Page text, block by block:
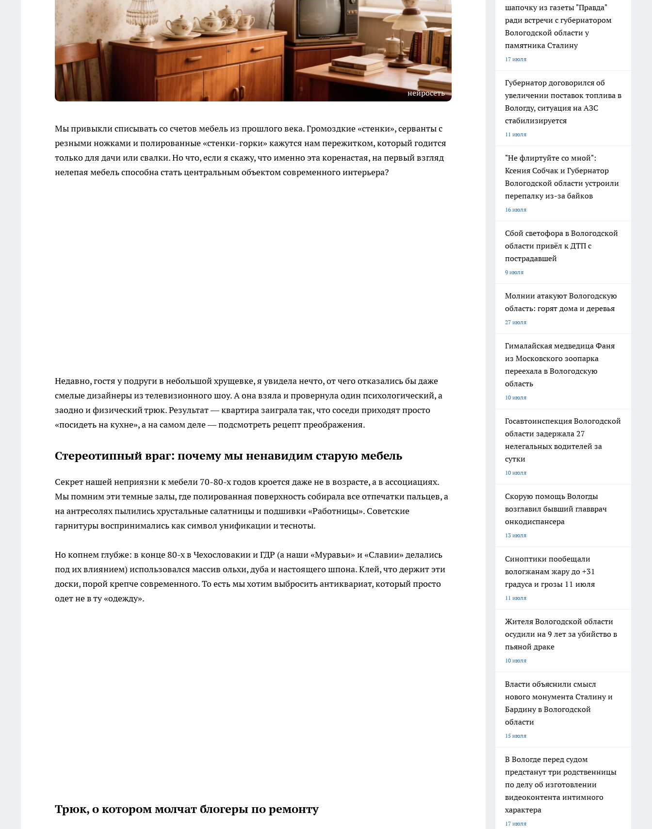
нейросеть
Мы привыкли списывать со счетов мебель из прошлого века. Громоздкие «стенки», серванты с
резными ножками и полированные «стенки-горки» кажутся нам пережитком, который годится
только для дачи или свалки. Но что, если я скажу, что именно эта коренастая, на первый взгляд
нелепая мебель способна стать центральным объектом современного интерьера?
Недавно, гостя у подруги в небольшой хрущевке, я увидела нечто, от чего отказались бы даже
смелые дизайнеры из телевизионного шоу. А она взяла и провернула один психологический, а
заодно и физический трюк. Результат — квартира заиграла так, что соседи приходят просто
«посидеть на кухне», а на самом деле — подсмотреть рецепт преображения.
Стереотипный враг: почему мы ненавидим старую мебель
Секрет нашей неприязни к мебели 70-80-х годов кроется даже не в возрасте, а в ассоциациях.
Мы помним эти темные залы, где полированная поверхность собирала все отпечатки пальцев, а
на антресолях пылились хрустальные салатницы и подшивки «Работницы». Советские
гарнитуры воспринимались как символ унификации и тесноты.
Но копнем глубже: в конце 80-х в Чехословакии и ГДР (а наши «Муравьи» и «Славии» делались
под их влиянием) использовался массив ольхи, дуба и настоящего шпона. Клей, что держит эти
доски, порой крепче современного. То есть мы хотим выбросить антиквариат, который просто
одет не в ту «одежду».
Трюк, о котором молчат блогеры по ремонту
шапочку из газеты "Правда"
ради встречи с губернатором
Вологодской области у
памятника Сталину
17 июля
Губернатор договорился об
увеличении поставок топлива в
Вологду, ситуация на АЗС
стабилизируется
11 июля
"Не флиртуйте со мной":
Ксения Собчак и Губернатор
Вологодской области устроили
перепалку из-за байков
16 июля
Сбой светофора в Вологодской
области привёл к ДТП с
пострадавшей
9 июля
Молнии атакуют Вологодскую
область: горят дома и деревья
27 июля
Гималайская медведица Фаня
из Московского зоопарка
переехала в Вологодскую
область
10 июля
Госавтоинспекция Вологодской
области задержала 27
нелегальных водителей за
сутки
10 июля
Скорую помощь Вологды
возглавил бывший главврач
онкодиспансера
13 июля
Синоптики пообещали
вологжанам жару до +31
градуса и грозы 11 июля
11 июля
Жителя Вологодской области
осудили на 9 лет за убийство в
пьяной драке
10 июля
Власти объяснили смысл
нового монумента Сталину и
Бардину в Вологодской
области
15 июля
В Вологде перед судом
предстанут три родственницы
по делу об изготовлении
видеоконтента интимного
характера
17 июля